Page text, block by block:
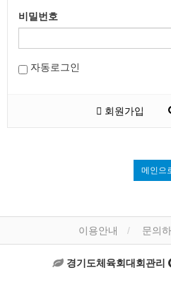
비밀번호
자동로그인
회원가입
메인으
이용안내 문의
경기도체육회대회관리